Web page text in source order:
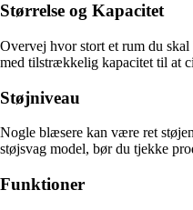
Størrelse og Kapacitet
Overvej hvor stort et rum du
med tilstrækkelig kapacitet til at
Støjniveau
Nogle blæsere kan være ret
støjsvag model, bør du tjekke
Funktioner